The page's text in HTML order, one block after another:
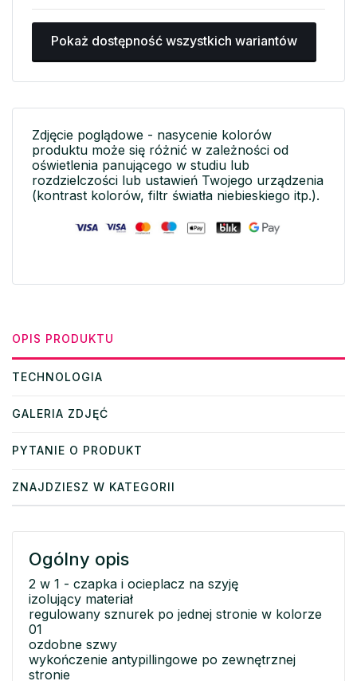
Pokaż dostępność wszystkich wariantów
Zdjęcie poglądowe - nasycenie kolorów
produktu może się różnić w zależności od
oświetlenia panującego w studiu lub
rozdzielczości lub ustawień Twojego urządzenia
(kontrast kolorów, filtr światła niebieskiego itp.).
OPIS PRODUKTU
TECHNOLOGIA
GALERIA ZDJĘĆ
PYTANIE O PRODUKT
ZNAJDZIESZ W KATEGORII
Ogólny opis
2 w 1 - czapka i ocieplacz na szyję
izolujący materiał
regulowany sznurek po jednej stronie w kolorze
01
ozdobne szwy
wykończenie antypillingowe po zewnętrznej
stronie